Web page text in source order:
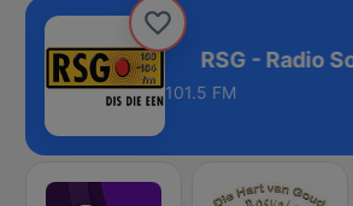
Grense
101.5 FM